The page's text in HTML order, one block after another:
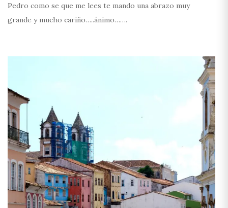
Pedro como se que me lees te mando una abrazo muy
grande y mucho cariño…..ánimo…….